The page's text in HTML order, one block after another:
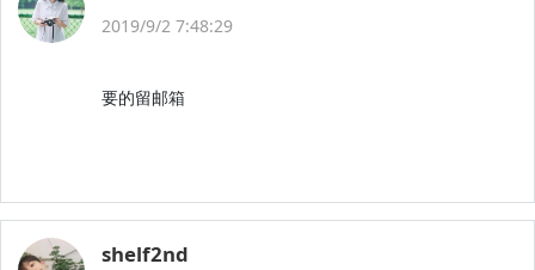
2019/9/2 7:48:29
要的留邮箱
shelf2nd